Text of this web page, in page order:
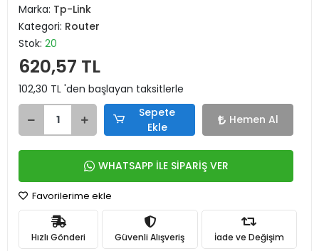
Marka: Tp-Link
Kategori: Router
Stok: 20
620,57 TL
102,30 TL 'den başlayan taksitlerle
Sepete
Ekle
Hemen Al
WHATSAPP İLE SİPARİŞ VER
Favorilerime ekle
Hızlı Gönderi Güvenli Alışveriş İade ve Değişim